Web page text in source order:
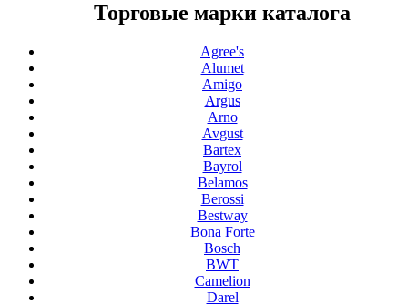
Торговые марки каталога
Agree's
Alumet
Amigo
Argus
Arno
Avgust
Bartex
Bayrol
Belamos
Berossi
Bestway
Bona Forte
Bosch
BWT
Camelion
Darel